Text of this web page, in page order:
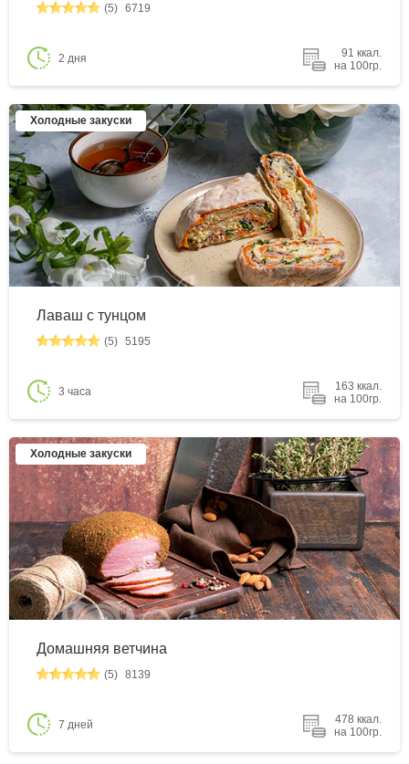
(5) 6719
2 дня
91 ккал.
на 100гр.
Холодные закуски
Лаваш с тунцом
(5) 5195
3 часа
163 ккал.
на 100гр.
Холодные закуски
Домашняя ветчина
(5) 8139
7 дней
478 ккал.
на 100гр.